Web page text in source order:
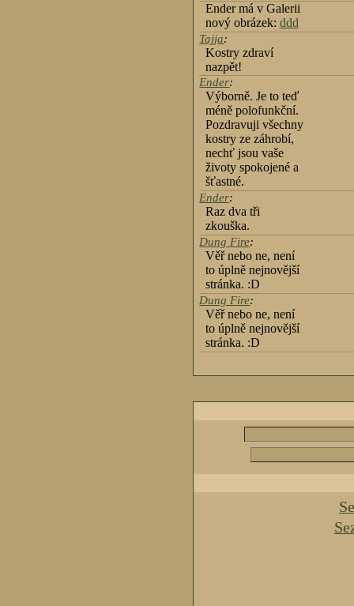
Ender má v Galerii
nový obrázek: ddd
Tajja:
Kostry zdraví
nazpět!
Ender:
Výborně. Je to teď
méně polofunkční.
Pozdravuji všechny
kostry ze záhrobí,
nechť jsou vaše
životy spokojené a
šťastné.
Ender:
Raz dva tři
zkouška.
Dung Fire:
Věř nebo ne, není
to úplně nejnovější
stránka. :D
Dung Fire:
Věř nebo ne, není
to úplně nejnovější
stránka. :D